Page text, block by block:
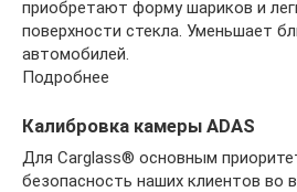
приобретают форму шариков и
поверхности стекла. Уменьшает
автомобилей.
Подробнее
Калибровка камеры ADAS
Для Carglass® основным
безопасность наших клиентов во